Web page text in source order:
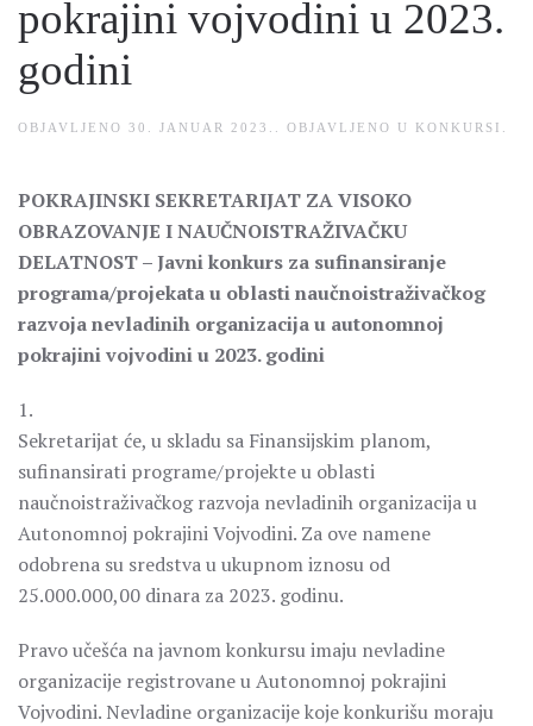
pokrajini vojvodini u 2023.
godini
OBJAVLJENO 30. JANUAR 2023. . OBJAVLJENO U KONKURSI
POKRAJINSKI SEKRETARIJAT ZA VISOKO
OBRAZOVANJE I NAUČNOISTRAŽIVAČKU
DELATNOST – Javni konkurs za sufinansiranje
programa/projekata u oblasti naučnoistraživačkog
razvoja nevladinih organizacija u autonomnoj
pokrajini vojvodini u 2023. godini
1.
Sekretarijat će, u skladu sa Finansijskim planom,
sufinansirati programe/projekte u oblasti
naučnoistraživačkog razvoja nevladinih organizacija u
Autonomnoj pokrajini Vojvodini. Za ove namene
odobrena su sredstva u ukupnom iznosu od
25.000.000,00 dinara za 2023. godinu.
Pravo učešća na javnom konkursu imaju nevladine
organizacije registrovane u Autonomnoj pokrajini
Vojvodini. Nevladine organizacije koje konkurišu moraju